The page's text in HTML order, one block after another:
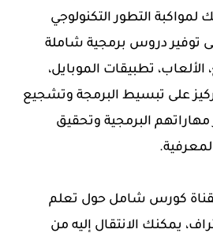
التطور التكنولوجي
توفير دروس برمجية شاملة
تطبيقات الموبايل،
على تبسيط البرمجة وتشجيع
البرمجية وتحقيق
كورس شامل حول تعلم
يمكنك الانتقال إليه من